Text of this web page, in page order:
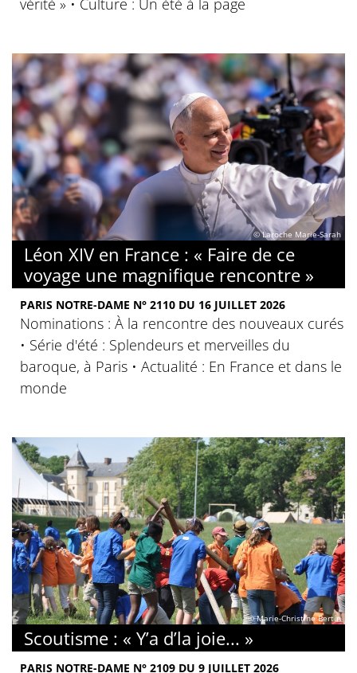
© Laroche Marie-Sarah
Léon XIV en France : « Faire de ce
voyage une magnifique rencontre »
PARIS NOTRE-DAME N° 2110 DU 16 JUILLET 2026
Nominations : À la rencontre des nouveaux curés
• Série d'été : Splendeurs et merveilles du
baroque, à Paris • Actualité : En France et dans le
monde
© Marie-Christine Bertin
Scoutisme : « Y’a d’la joie... »
PARIS NOTRE-DAME N° 2109 DU 9 JUILLET 2026